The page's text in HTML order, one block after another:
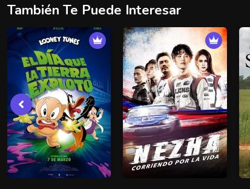
También Te Puede Interesar